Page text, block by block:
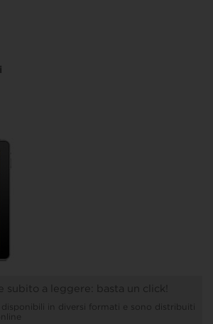
subito a leggere: basta un click!
in diversi formati e sono distribuiti